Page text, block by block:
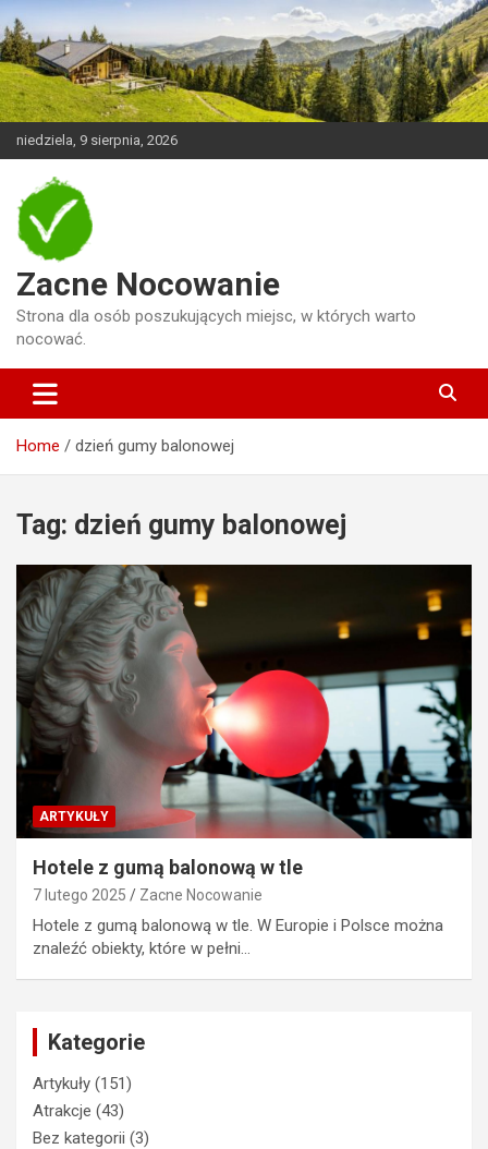
Skip
to
content
niedziela, 9 sierpnia, 2026
Zacne Nocowanie
Strona dla osób poszukujących miejsc, w których warto
nocować.
Home dzień gumy balonowej
Tag: dzień gumy balonowej
ARTYKUŁY
Hotele z gumą balonową w tle
7 lutego 2025 Zacne Nocowanie
Hotele z gumą balonową w tle. W Europie i Polsce można
znaleźć obiekty, które w pełni…
Kategorie
Artykuły (151)
Atrakcje (43)
Bez kategorii (3)